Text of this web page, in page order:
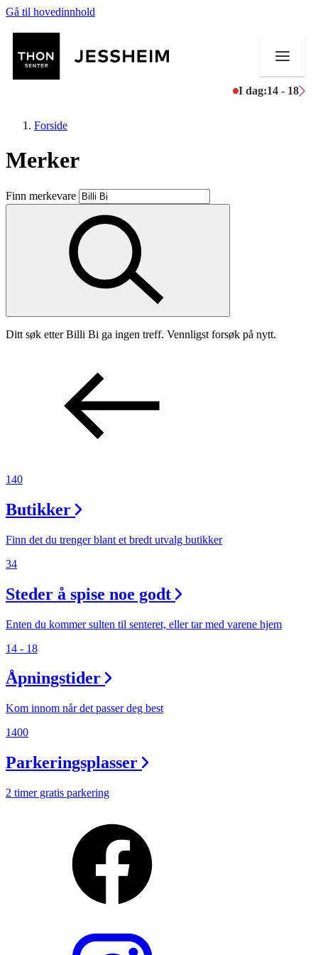
Gå til hovedinnhold
I dag:14 - 18
Butikker
Mat og drikke
Aktiviteter
Inspirasjon
Praktisk informasjon
Ledige stillinger
Magasin
Finn frem
Forside
Merker
Finn merkevare
Ditt søk etter Billi Bi ga ingen treff. Vennligst forsøk på nytt.
140
Butikker
Finn det du trenger blant et bredt utvalg butikker
34
Steder å spise noe godt
Enten du kommer sulten til senteret, eller tar med varene hjem
14 - 18
Åpningstider
Kom innom når det passer deg best
1400
Parkeringsplasser
2 timer gratis parkering